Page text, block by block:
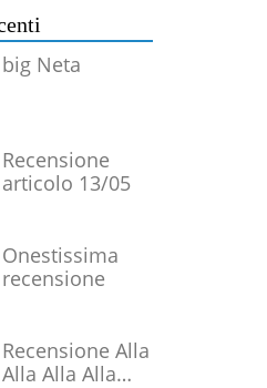
big Neta
Recensione
articolo 13/05
Onestissima
recensione
Recensione Alla
Alla Alla Alla